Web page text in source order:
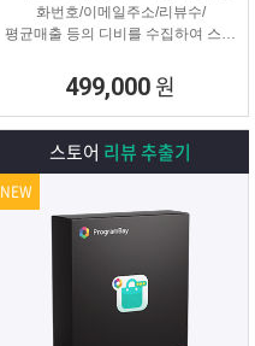
화번호/이메일주소/리뷰수/
평균매출 등의 디비를 수집하여 스토
경쟁사 분석에 탁월한 프로그램입니
다.
499,000 원
스토어 리뷰 추출기
NEW